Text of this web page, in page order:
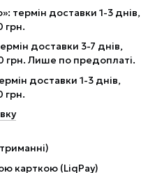
термін доставки 1-3 днів,
грн.
доставки 3-7 днів,
грн. Лише по предоплаті.
доставки 1-3 днів,
грн.
карткою (LiqPay)